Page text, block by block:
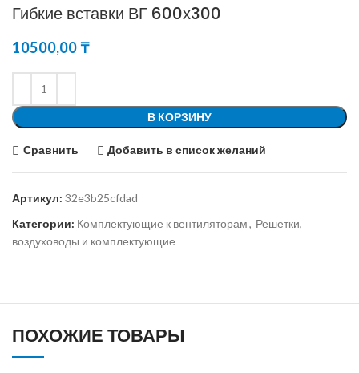
Гибкие вставки ВГ 600х300
10500,00₸
В КОРЗИНУ
Сравнить Добавить в список желаний
Артикул: 32e3b25cfdad
Категории: Комплектующие к вентиляторам, Решетки,
воздуховоды и комплектующие
ПОХОЖИЕ ТОВАРЫ